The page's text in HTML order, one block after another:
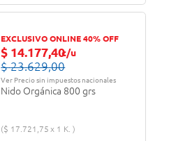
EXCLUSIVO ONLINE 40% OFF
$ 14.177,40c/u
$ 23.629,00
Ver Precio sin impuestos nacionales
Nido Orgánica 800 grs
$ 17.721 ,75 1 K.